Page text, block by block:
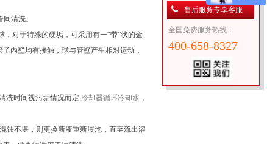
清洗。
对于特殊的硬垢，可采用有一“带”状的金
内壁均有接触，球与管壁产生相对运动，
洗时间视污垢情况而定,冷却器循环冷却水 ，
蚀不堪，则更换新液重新浸泡，直至流出溶
售后服务专享客服
全国免费服务热线：
400-658-8327